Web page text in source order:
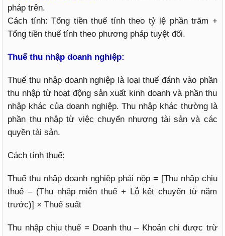
pháp trên.
Cách tính: Tổng tiền thuế tính theo tỷ lệ phần trăm +
Tổng tiền thuế tính theo phương pháp tuyệt đối.
Thuế thu nhập doanh nghiệp:
Thuế thu nhập doanh nghiệp là loại thuế đánh vào phần
thu nhập từ hoạt động sản xuất kinh doanh và phần thu
nhập khác của doanh nghiệp. Thu nhập khác thường là
phần thu nhập từ việc chuyển nhượng tài sản và các
quyền tài sản.
Cách tính thuế:
Thuế thu nhập doanh nghiệp phải nộp = [Thu nhập chịu
thuế – (Thu nhập miễn thuế + Lỗ kết chuyển từ năm
trước)] × Thuế suất
Thu nhập chịu thuế = Doanh thu – Khoản chi được trừ